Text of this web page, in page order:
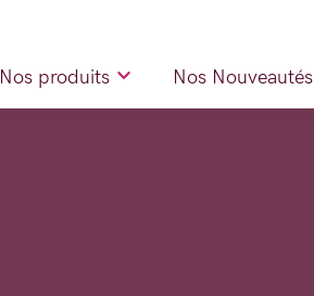
Nos produits Nos Nouveautés